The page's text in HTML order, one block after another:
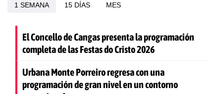
1 SEMANA 15 DÍAS MES
El Concello de Cangas presenta la programación
completa de las Festas do Cristo 2026
Urbana Monte Porreiro regresa con una
programación de gran nivel en un contorno